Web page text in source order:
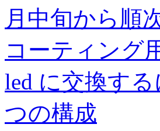
月中旬から順
コーティング
led に交換する
つの構成